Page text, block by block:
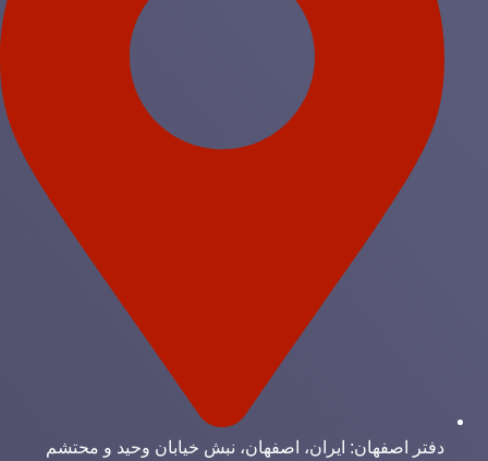
دفتر اصفهان: ایران، اصفهان، نبش خیابان وحید و محتشم